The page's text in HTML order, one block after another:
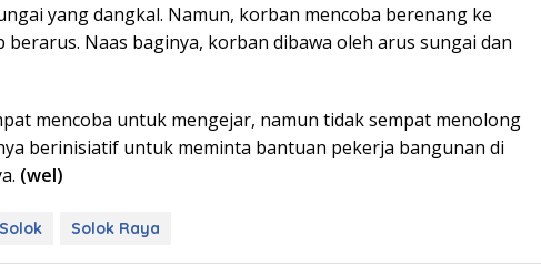
yang dangkal. Namun, korban mencoba berenang ke
Naas baginya, korban dibawa oleh arus sungai dan
mencoba untuk mengejar, namun tidak sempat menolong
berinisiatif untuk meminta bantuan pekerja bangunan di
(wel)
Solok Solok Raya